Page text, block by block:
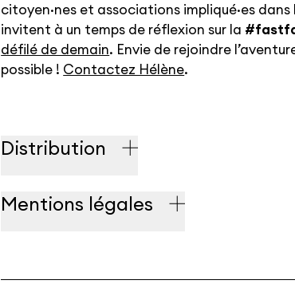
citoyen·nes et associations impliqué·es
invitent à un temps de réflexion sur la
défilé de demain. Envie de rejoindre
possible ! Contactez Hélène.
Distribution
Mentions légales